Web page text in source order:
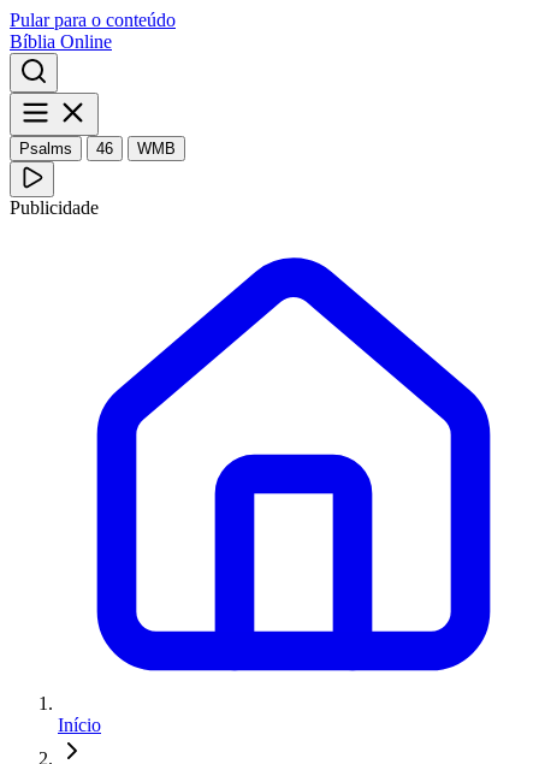
Pular para o conteúdo
Bíblia Online
Psalms 46 WMB
Publicidade
Início